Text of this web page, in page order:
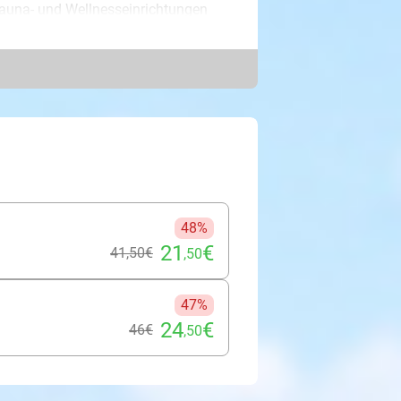
und Wellnesseinrichtungen
auf Dein Gesicht scheint.
ein schönes Plätzchen auf der
lassen. Du wirst Dich auf jeden Fall
48%
41,50€ 21 ,50€
47%
46€ 24,50€